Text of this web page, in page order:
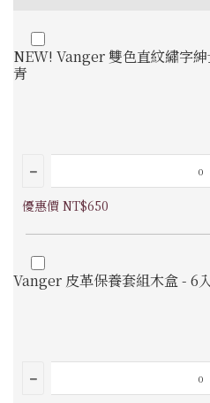
NEW! Vanger 雙色直紋繡字
青
優惠價 NT$650
Vanger 皮革保養套組木盒 - 6